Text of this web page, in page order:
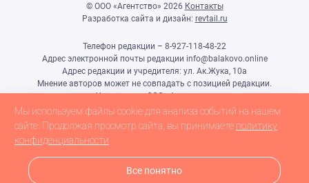
© ООО «Агентство» 2026 Контакты
Разработка сайта и дизайн: revtail.ru
Телефон редакции – 8-927-118-48-22
Адрес электронной почты редакции info@balakovo.online
Адрес редакции и учредителя: ул. Ак.Жука, 10а
Мнение авторов может не совпадать с позицией редакции.
Учредитель: ООО «Агентство»
Гл.редактор Ивлиева Н.Н.
Настоящий ресурс может содержать материалы 18+
Мы используем файлы cookie для анализа событий на нашем
сайте. Продолжая просмотр сайта, вы принимаете политику
конфиденциальности
Все понятно